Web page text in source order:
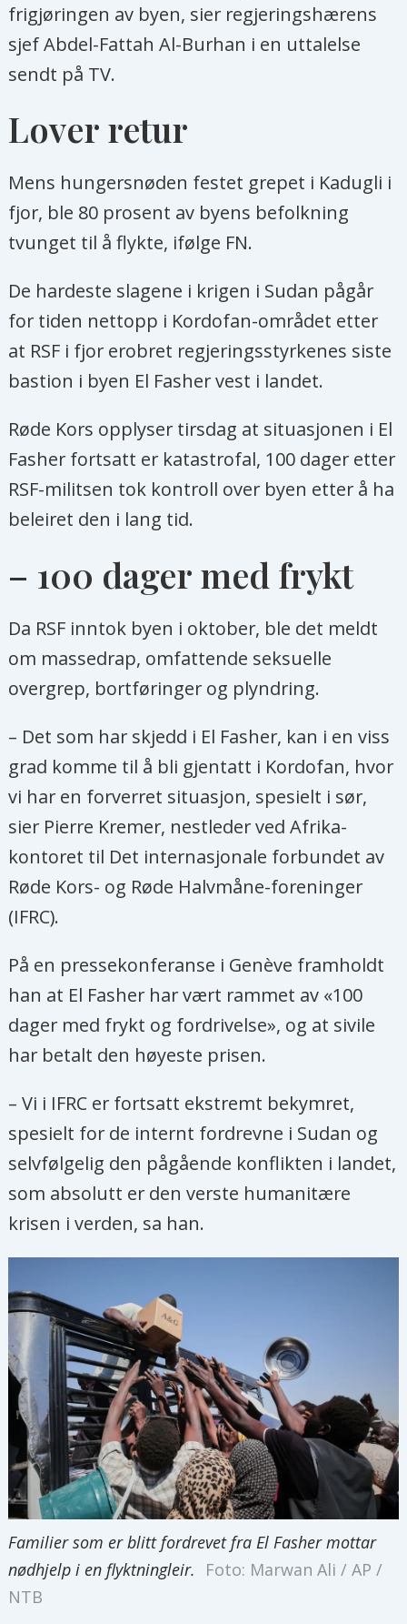
frigjøringen av byen, sier regjeringshærens
sjef Abdel-Fattah Al-Burhan i en uttalelse
sendt på TV.
Lover retur
Mens hungersnøden festet grepet i Kadugli i
fjor, ble 80 prosent av byens befolkning
tvunget til å flykte, ifølge FN.
De hardeste slagene i krigen i Sudan pågår
for tiden nettopp i Kordofan-området etter
at RSF i fjor erobret regjeringsstyrkenes siste
bastion i byen El Fasher vest i landet.
Røde Kors opplyser tirsdag at situasjonen i El
Fasher fortsatt er katastrofal, 100 dager etter
RSF-militsen tok kontroll over byen etter å ha
beleiret den i lang tid.
– 100 dager med frykt
Da RSF inntok byen i oktober, ble det meldt
om massedrap, omfattende seksuelle
overgrep, bortføringer og plyndring.
– Det som har skjedd i El Fasher, kan i en viss
grad komme til å bli gjentatt i Kordofan, hvor
vi har en forverret situasjon, spesielt i sør,
sier Pierre Kremer, nestleder ved Afrika-
kontoret til Det internasjonale forbundet av
Røde Kors- og Røde Halvmåne-foreninger
(IFRC).
På en pressekonferanse i Genève framholdt
han at El Fasher har vært rammet av «100
dager med frykt og fordrivelse», og at sivile
har betalt den høyeste prisen.
– Vi i IFRC er fortsatt ekstremt bekymret,
spesielt for de internt fordrevne i Sudan og
selvfølgelig den pågående konflikten i landet,
som absolutt er den verste humanitære
krisen i verden, sa han.
Familier som er blitt fordrevet fra El Fasher mottar
nødhjelp i en flyktningleir.
Foto: Marwan Ali / AP /
NTB